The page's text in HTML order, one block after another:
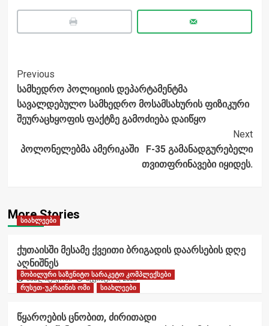
Post
Navigation
Previous
სამხედრო პოლიციის დეპარტამენტმა
სავალდებულო სამხედრო მოსამსახურის ფიზიკური
შეურაცხყოფის ფაქტზე გამოძიება დაიწყო
Next
პოლონელებმა ამერიკაში F-35 გამანადგურებელი
თვითფრინავები იყიდეს.
More Stories
სიახლეები
ქუთაისში მესამე ქვეითი ბრიგადის დაარსების დღე
აღნიშნეს
ანალიტიკოსი აგვისტო 6, 2026
მობილური საზენიტო სარაკეტო კომპლექსები
რუსეთ-უკრაინის ომი
სიახლეები
წყაროების ცნობით, ძირითადი